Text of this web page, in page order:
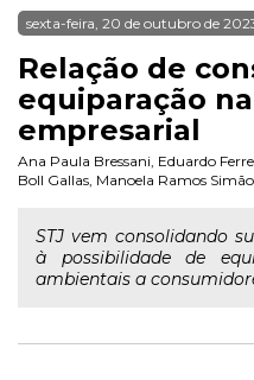
sexta-feira, 20 de outubro de
Relação de
equiparação
empresarial
Ana Paula Bressani Eduardo
Boll Gallas Manoela Ramos Simão
STJ vem consolidando
à possibilidade de
ambientais a